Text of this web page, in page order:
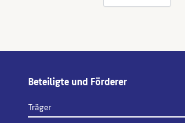
Beteiligte und Förderer
Träger